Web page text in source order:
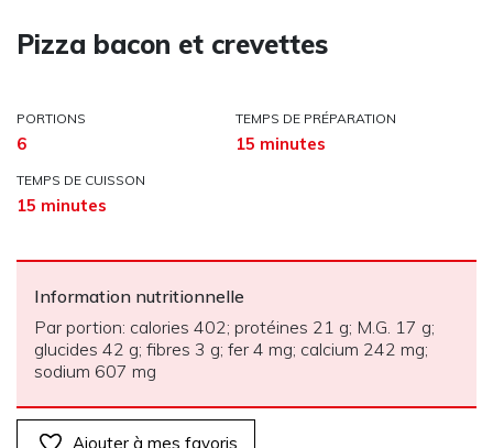
Pizza bacon et crevettes
PORTIONS
6
TEMPS DE PRÉPARATION
15 minutes
TEMPS DE CUISSON
15 minutes
Information nutritionnelle
Par portion: calories 402; protéines 21 g; M.G. 17 g;
glucides 42 g; fibres 3 g; fer 4 mg; calcium 242 mg;
sodium 607 mg
Ajouter à mes favoris